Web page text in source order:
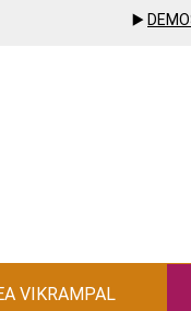
▶️
VIKRAMPAL